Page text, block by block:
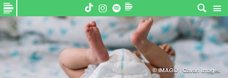
©IMAGO | Cavan Images